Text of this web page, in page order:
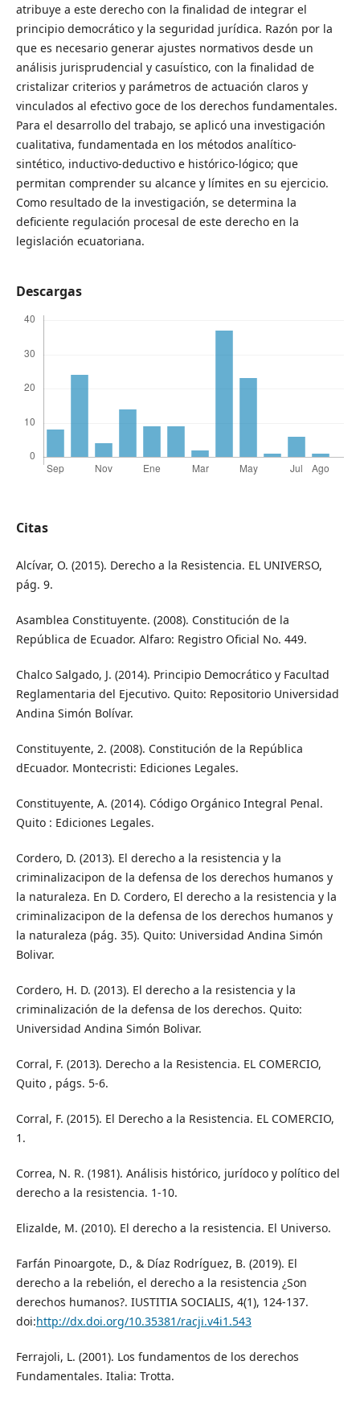
atribuye a este derecho con la finalidad de integrar el
principio democrático y la seguridad jurídica. Razón por la
que es necesario generar ajustes normativos desde un
análisis jurisprudencial y casuístico, con la finalidad de
cristalizar criterios y parámetros de actuación claros y
vinculados al efectivo goce de los derechos fundamentales.
Para el desarrollo del trabajo, se aplicó una investigación
cualitativa, fundamentada en los métodos analítico-
sintético, inductivo-deductivo e histórico-lógico; que
permitan comprender su alcance y límites en su ejercicio.
Como resultado de la investigación, se determina la
deficiente regulación procesal de este derecho en la
legislación ecuatoriana.
Descargas
Citas
Alcívar, O. (2015). Derecho a la Resistencia. EL UNIVERSO,
pág. 9.
Asamblea Constituyente. (2008). Constitución de la
República de Ecuador. Alfaro: Registro Oficial No. 449.
Chalco Salgado, J. (2014). Principio Democrático y Facultad
Reglamentaria del Ejecutivo. Quito: Repositorio Universidad
Andina Simón Bolívar.
Constituyente, 2. (2008). Constitución de la República
dEcuador. Montecristi: Ediciones Legales.
Constituyente, A. (2014). Código Orgánico Integral Penal.
Quito : Ediciones Legales.
Cordero, D. (2013). El derecho a la resistencia y la
criminalizacipon de la defensa de los derechos humanos y
la naturaleza. En D. Cordero, El derecho a la resistencia y la
criminalizacipon de la defensa de los derechos humanos y
la naturaleza (pág. 35). Quito: Universidad Andina Simón
Bolivar.
Cordero, H. D. (2013). El derecho a la resistencia y la
criminalización de la defensa de los derechos. Quito:
Universidad Andina Simón Bolivar.
Corral, F. (2013). Derecho a la Resistencia. EL COMERCIO,
Quito , págs. 5-6.
Corral, F. (2015). El Derecho a la Resistencia. EL COMERCIO,
1.
Correa, N. R. (1981). Análisis histórico, jurídoco y político del
derecho a la resistencia. 1-10.
Elizalde, M. (2010). El derecho a la resistencia. El Universo.
Farfán Pinoargote, D., & Díaz Rodríguez, B. (2019). El
derecho a la rebelión, el derecho a la resistencia ¿Son
derechos humanos?. IUSTITIA SOCIALIS, 4(1), 124-137.
doi:http://dx.doi.org/10.35381/racji.v4i1.543
Ferrajoli, L. (2001). Los fundamentos de los derechos
Fundamentales. Italia: Trotta.